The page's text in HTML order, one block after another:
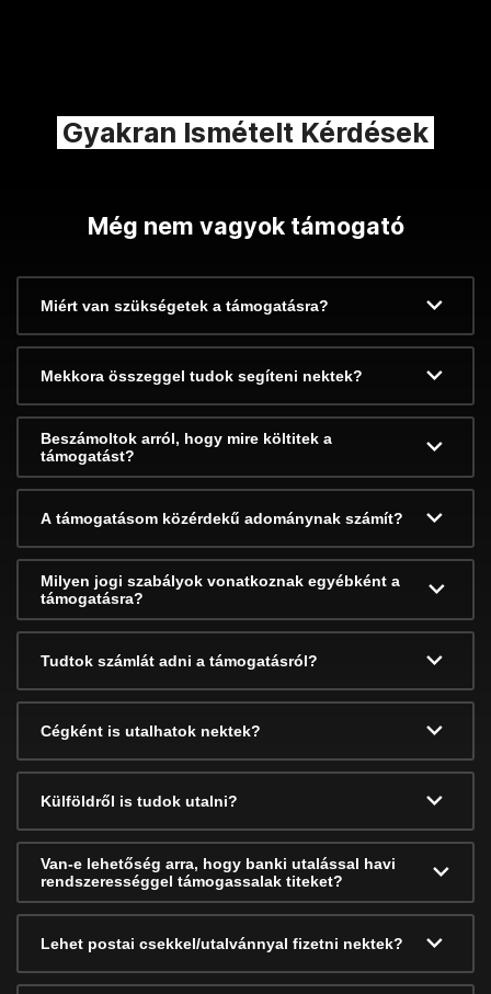
Gyakran Ismételt Kérdések
Még nem vagyok támogató
Miért van szükségetek a támogatásra?
Mekkora összeggel tudok segíteni nektek?
Beszámoltok arról, hogy mire költitek a
támogatást?
A támogatásom közérdekű adománynak számít?
Milyen jogi szabályok vonatkoznak egyébként a
támogatásra?
Tudtok számlát adni a támogatásról?
Cégként is utalhatok nektek?
Külföldről is tudok utalni?
Van-e lehetőség arra, hogy banki utalással havi
rendszerességgel támogassalak titeket?
Lehet postai csekkel/utalvánnyal fizetni nektek?